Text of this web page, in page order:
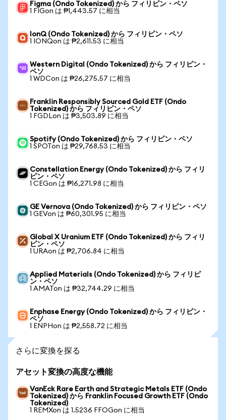
Figma (Ondo Tokenized) から フィリピン・ペソ
1 FIGon は ₱1,443.57 に相当
IonQ (Ondo Tokenized) から フィリピン・ペソ
1 IONQon は ₱2,611.53 に相当
Western Digital (Ondo Tokenized) から フィリピン・
ペソ
1 WDCon は ₱26,275.57 に相当
Franklin Responsibly Sourced Gold ETF (Ondo
Tokenized) から フィリピン・ペソ
1 FGDLon は ₱3,503.89 に相当
Spotify (Ondo Tokenized) から フィリピン・ペソ
1 SPOTon は ₱29,768.53 に相当
Constellation Energy (Ondo Tokenized) から フィリ
ピン・ペソ
1 CEGon は ₱16,271.98 に相当
GE Vernova (Ondo Tokenized) から フィリピン・ペソ
1 GEVon は ₱60,301.95 に相当
Global X Uranium ETF (Ondo Tokenized) から フィリ
ピン・ペソ
1 URAon は ₱2,706.84 に相当
Applied Materials (Ondo Tokenized) から フィリピ
ン・ペソ
1 AMATon は ₱32,744.29 に相当
Enphase Energy (Ondo Tokenized) から フィリピン・
ペソ
1 ENPHon は ₱2,558.72 に相当
さらに変換を探る
アセット変換の高度な機能
VanEck Rare Earth and Strategic Metals ETF (Ondo
Tokenized) から Franklin Focused Growth ETF (Ondo
Tokenized)
1 REMXon は 1.5236 FFOGon に相当